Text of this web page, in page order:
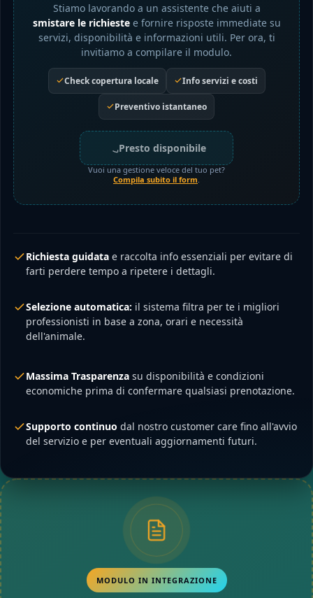
Stiamo lavorando a un assistente che aiuti a
smistare le richiestee fornire risposte immediate su
servizi, disponibilità e informazioni utili. Per ora, ti
invitiamo a compilare il modulo.
Check copertura locale Info servizi e costi
Preventivo istantaneo
Presto disponibile
Vuoi una gestione veloce del tuo pet?
Compila subito il form
Richiesta guidata e raccolta info essenziali per evitare di
farti perdere tempo a ripetere i dettagli.
Selezione automatica: il sistema filtra per te i migliori
professionisti in base a zona, orari e necessità
dell'animale.
Massima Trasparenza su disponibilità e condizioni
economiche prima di confermare qualsiasi prenotazione.
Supporto continuo dal nostro customer care fino all'avvio
del servizio e per eventuali aggiornamenti futuri.
MODULO IN INTEGRAZIONE